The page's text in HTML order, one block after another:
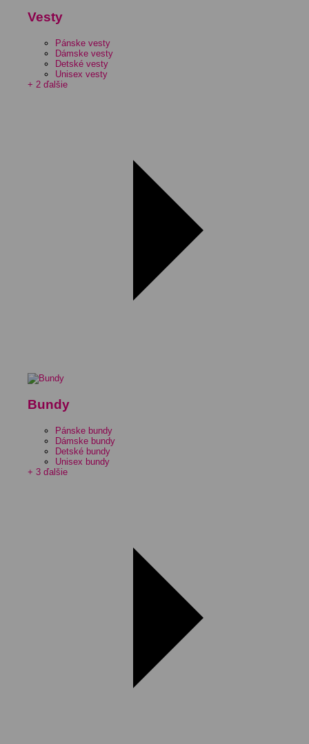
Vesty
Pánske vesty
Dámske vesty
Detské vesty
Unisex vesty
+ 2 ďalšie
Bundy
Pánske bundy
Dámske bundy
Detské bundy
Unisex bundy
+ 3 ďalšie